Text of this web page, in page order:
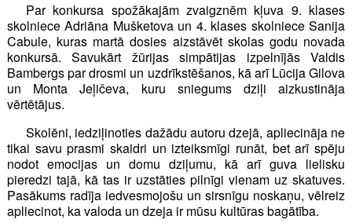
Par konkursa spožākajām zvaigznēm kļuva 9. klases
skolniece Adriāna Mušketova un 4. klases skolniece Sanija
Cabule, kuras martā dosies aizstāvēt skolas godu novada
konkursā. Savukārt žūrijas simpātijas izpelnījās Valdis
Bambergs par drosmi un uzdrīkstēšanos, kā arī Lūcija Gilova
un Monta Jeļičeva, kuru sniegums dziļi aizkustināja
vērtētājus.
Skolēni, iedziļinoties dažādu autoru dzejā, apliecināja ne
tikai savu prasmi skaidri un izteiksmīgi runāt, bet arī spēju
nodot emocijas un domu dziļumu, kā arī guva lielisku
pieredzi tajā, kā tas ir uzstāties pilnīgi vienam uz skatuves.
Pasākums radīja iedvesmojošu un sirsnīgu noskaņu, vēlreiz
apliecinot, ka valoda un dzeja ir mūsu kultūras bagātība.